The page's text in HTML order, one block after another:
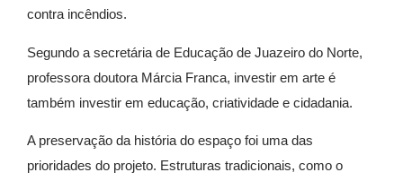
contra incêndios.
Segundo a secretária de Educação de Juazeiro do Norte,
professora doutora Márcia Franca, investir em arte é
também investir em educação, criatividade e cidadania.
A preservação da história do espaço foi uma das
prioridades do projeto. Estruturas tradicionais, como o